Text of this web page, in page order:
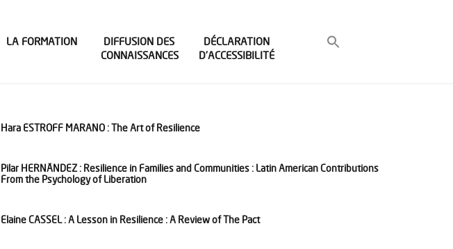
LA FORMATION
DIFFUSION DES
CONNAISSANCES
DÉCLARATION
D’ACCESSIBILITÉ
Hara ESTROFF MARANO : The Art of Resilience
Pilar HERNÄNDEZ : Resilience in Families and Communities : Latin American Contributions
From the Psychology of Liberation
Elaine CASSEL : A Lesson in Resilience : A Review of The Pact